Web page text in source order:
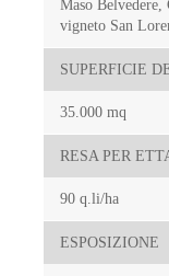
Maso
vigneto San
SUPERFICIE
35.000 mq
RESA PER
90 q.li/ha
ESPOSIZIONE